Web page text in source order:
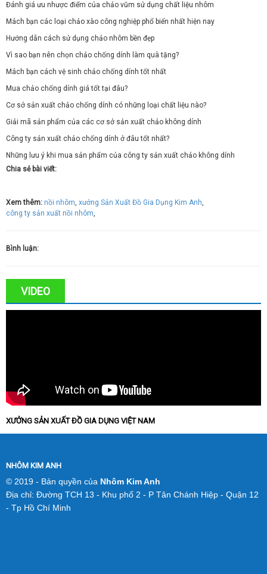
Đánh giá ưu nhược điểm của chảo vũm sử dụng chất liệu nhôm
Mách bạn các loại chảo xào công nghiệp phổ biến nhất hiện nay
Hướng dẫn cách sử dụng chảo nhôm bền đẹp
Vì sao bạn nên chọn chảo chống dính làm quà tặng?
Mách bạn cách vệ sinh chảo chống dính tốt nhất
Mua chảo chống dính giá tốt tại đâu?
Cơ sở sản xuất chảo chống dính có những loại chất liệu nào?
Giải mã sản phẩm của các cơ sở sản xuất chảo không dính
Công ty sản xuất chảo chống dính ở đâu tốt nhất?
Những lưu ý khi mua sản phẩm của công ty sản xuất chảo không dính
Chia sẻ bài viết:
Xem thêm: nồi nhôm, xưởng Sản Xuất Đồ Gia Dụng Kim Anh,
công ty sản xuất nồi nhôm,
Bình luận:
VIDEO
XƯỞNG SẢN XUẤT ĐỒ GIA DỤNG VIỆT NAM
NHÔM KIM ANH
© 2019 - Bản quyền của Nhôm Kim Anh
Địa chỉ: Đường TCH 13 - Khu phố 2 - P Tân Chánh Hiệp - Quận 12
- Tp Hồ Chí Minh